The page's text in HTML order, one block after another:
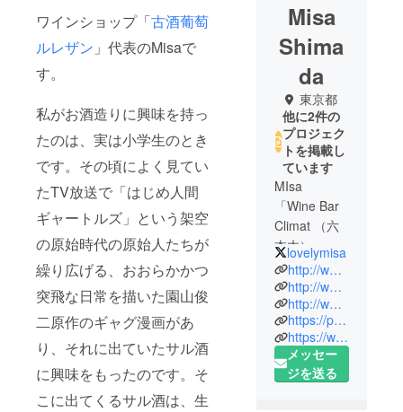
ワインショップ「古酒葡萄
ルレザン 」代表のMisaで
す。
私がお酒造りに興味を持っ
たのは、実は小学生のとき
です。その頃によく見てい
たTV放送で「はじめ人間
ギャートルズ」という架空
の原始時代の原始人たちが
繰り広げる、おおらかかつ
突飛な日常を描いた園山俊
二原作のギャグ漫画があ
り、それに出ていたサル酒
に興味をもったのです。そ
こに出てくるサル酒は、生
Misa
Shima
da
東京都
他に2件の
プロジェク
トを掲載し
ています
MIsa
「Wine Bar
Climat （六
本木）」
オーナーマ
ダム
おとめ座・O
型
塩尻ワイン
大学在籍
中。出身校:
lovelymisa
http://www.climat.org/
http://www.le-raisin.jp/
http://www.climat.org/auction/
https://peraichi.com/landing_pages/view/passion-winery
https://www.wine-what.jp/web%20writers/43202
メッセー
ジを送る